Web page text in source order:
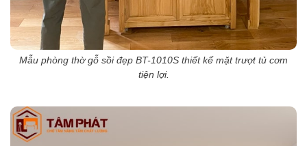
Mẫu phòng thờ gỗ sồi đẹp BT-1010S thiết kế mặt trượt tủ cơm
tiện lợi.